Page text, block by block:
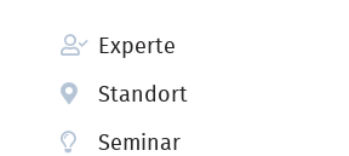
Experte
Standort
Seminar